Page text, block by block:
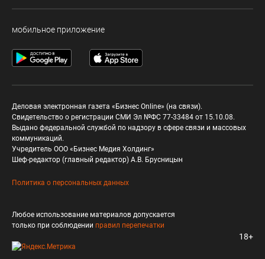
мобильное приложение
Деловая электронная газета «Бизнес Online» (на связи).
Свидетельство о регистрации СМИ Эл №ФС 77-33484 от 15.10.08.
Выдано федеральной службой по надзору в сфере связи и массовых
коммуникаций.
Учредитель ООО «Бизнес Медия Холдинг»
Шеф-редактор (главный редактор) А.В. Брусницын
Политика о персональных данных
Любое использование материалов допускается
только при соблюдении правил перепечатки
18+